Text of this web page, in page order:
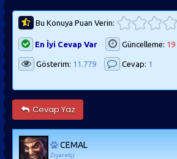
Bu Konuya Puan Verin:
En İyi Cevap Var Güncelleme: 19
Gösterim: 11.779 Cevap: 1
Cevap Yaz
CEMAL
Ziyaretçi